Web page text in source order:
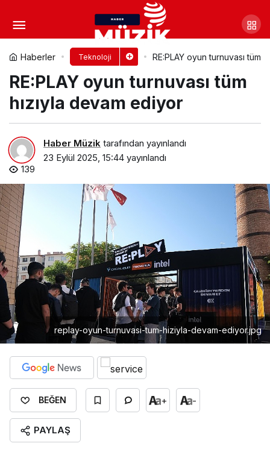
Haberler Teknoloji RE:PLAY oyun turnuvası tüm
RE:PLAY oyun turnuvası tüm
hızıyla devam ediyor
Haber Müzik tarafından yayınlandı
23 Eylül 2025, 15:44 yayınlandı
139
replay-oyun-turnuvasi-tum-hiziyla-devam-ediyor.jpg
BEĞEN + -
PAYLAŞ
TEKNOFEST 2025’te Kocaeli
rüzgârı esti
Yorum Yap